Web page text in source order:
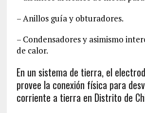
– Anillos guía y obturadores.
– Condensadores y asimismo
de calor.
En un sistema de tierra, el
provee la conexión física para
corriente a tierra en Distrito de